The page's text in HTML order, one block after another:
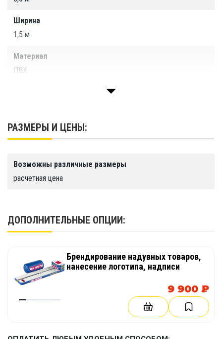
Ширина
1,5 м
Материал
ПВХ
Вес
22 кг
Высота
10 см
РАЗМЕРЫ И ЦЕНЫ:
Возможны различные размеры
расчетная цена
ДОПОЛНИТЕЛЬНЫЕ ОПЦИИ:
Брендирование надувных товаров,
нанесение логотипа, надписи
9 900 ₽